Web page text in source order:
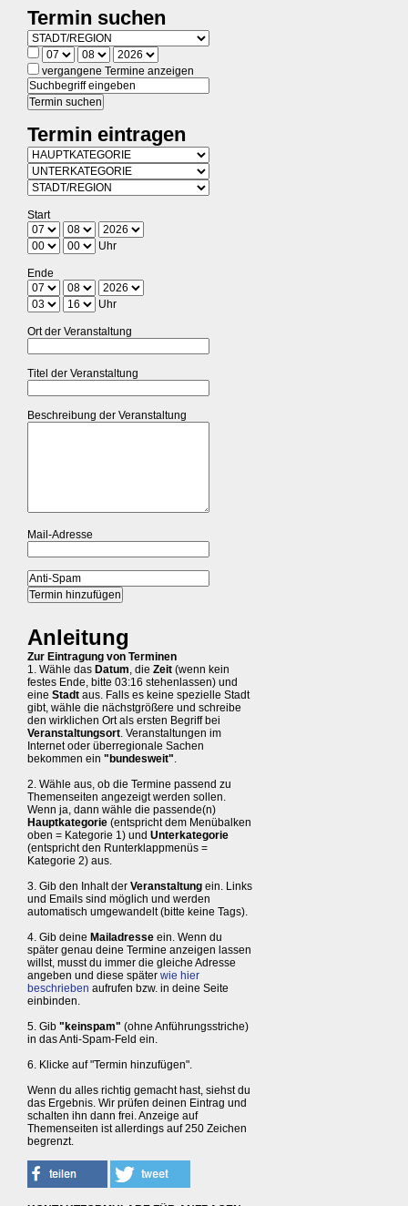
Termin suchen
vergangene Termine anzeigen
Termin eintragen
Start
Uhr
Ende
Uhr
Ort der Veranstaltung
Titel der Veranstaltung
Beschreibung der Veranstaltung
Mail-Adresse
Anleitung
Zur Eintragung von Terminen
1. Wähle das Datum, die Zeit (wenn kein
festes Ende, bitte 03:16 stehenlassen) und
eine Stadt aus. Falls es keine spezielle Stadt
gibt, wähle die nächstgrößere und schreibe
den wirklichen Ort als ersten Begriff bei
Veranstaltungsort. Veranstaltungen im
Internet oder überregionale Sachen
bekommen ein "bundesweit".
2. Wähle aus, ob die Termine passend zu
Themenseiten angezeigt werden sollen.
Wenn ja, dann wähle die passende(n)
Hauptkategorie (entspricht dem Menübalken
oben = Kategorie 1) und Unterkategorie
(entspricht den Runterklappmenüs =
Kategorie 2) aus.
3. Gib den Inhalt der Veranstaltung ein. Links
und Emails sind möglich und werden
automatisch umgewandelt (bitte keine Tags).
4. Gib deine Mailadresse ein. Wenn du
später genau deine Termine anzeigen lassen
willst, musst du immer die gleiche Adresse
angeben und diese später wie hier
beschrieben aufrufen bzw. in deine Seite
einbinden.
5. Gib "keinspam" (ohne Anführungsstriche)
in das Anti-Spam-Feld ein.
6. Klicke auf "Termin hinzufügen".
Wenn du alles richtig gemacht hast, siehst du
das Ergebnis. Wir prüfen deinen Eintrag und
schalten ihn dann frei. Anzeige auf
Themenseiten ist allerdings auf 250 Zeichen
begrenzt.